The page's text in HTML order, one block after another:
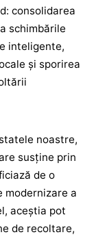
consolidarea
schimbările
inteligente,
și sporirea
noastre,
susține prin
de o
modernizare a
aceștia pot
de recoltare,